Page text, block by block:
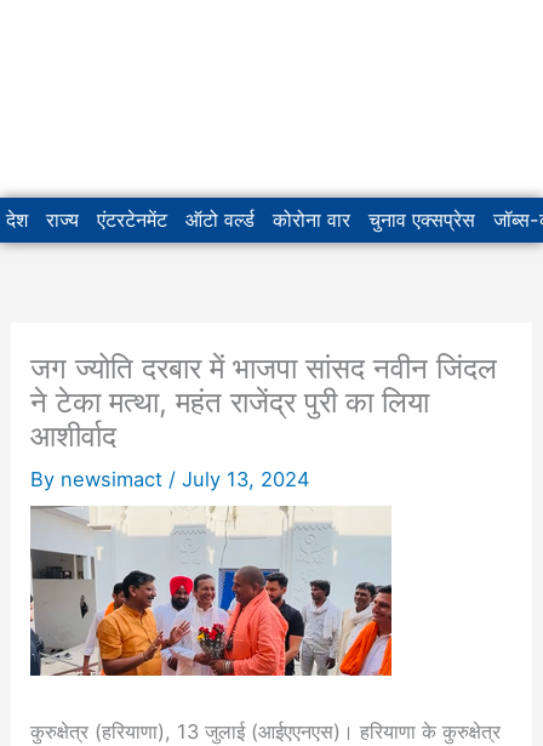
देश राज्य एंटरटेनमेंट ऑटो वर्ल्ड कोरोना वार चुनाव एक्सप्रेस जॉब्स-
जग ज्योति दरबार में भाजपा सांसद नवीन जिंदल
ने टेका मत्था, महंत राजेंद्र पुरी का लिया
आशीर्वाद
By newsimact /July 13, 2024
कुरुक्षेत्र (हरियाणा), 13 जुलाई (आईएएनएस)। हरियाणा के कुरुक्षेत्र